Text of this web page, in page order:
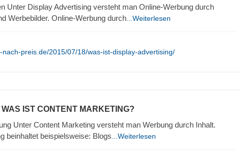
Unter Display Advertising versteht man Online-Werbung durch
Werbebilder. Online-Werbung durch ...Weiterlesen
nach-preis.de/2015/07/18/was-ist-display-advertising/
WAS IST CONTENT MARKETING?
Unter Content Marketing versteht man Werbung durch Inhalt.
beinhaltet beispielsweise: Blogs ...Weiterlesen